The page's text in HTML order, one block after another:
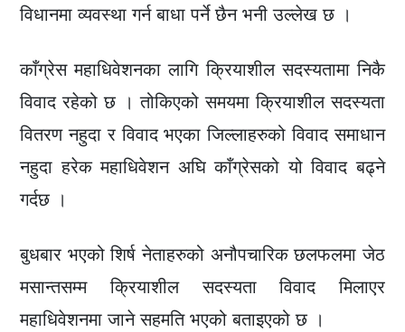
विधानमा व्यवस्था गर्न बाधा पर्ने छैन भनी उल्लेख छ ।
काँग्रेस महाधिवेशनका लागि क्रियाशील सदस्यतामा निकै
विवाद रहेको छ । तोकिएको समयमा क्रियाशील सदस्यता
वितरण नहुदा र विवाद भएका जिल्लाहरुको विवाद समाधान
नहुदा हरेक महाधिवेशन अघि काँग्रेसको यो विवाद बढ्ने
गर्दछ ।
बुधबार भएको शिर्ष नेताहरुको अनौपचारिक छलफलमा जेठ
मसान्तसम्म क्रियाशील सदस्यता विवाद मिलाएर
महाधिवेशनमा जाने सहमति भएको बताइएको छ ।